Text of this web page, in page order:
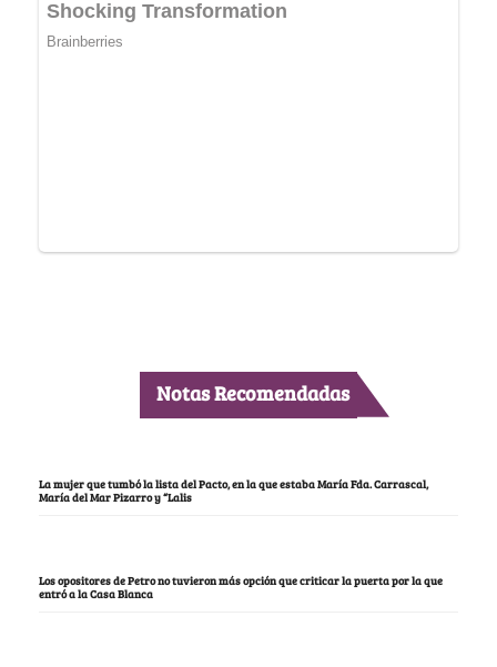
Notas Recomendadas
La mujer que tumbó la lista del Pacto, en la que estaba María Fda. Carrascal,
María del Mar Pizarro y “Lalis
Los opositores de Petro no tuvieron más opción que criticar la puerta por la que
entró a la Casa Blanca